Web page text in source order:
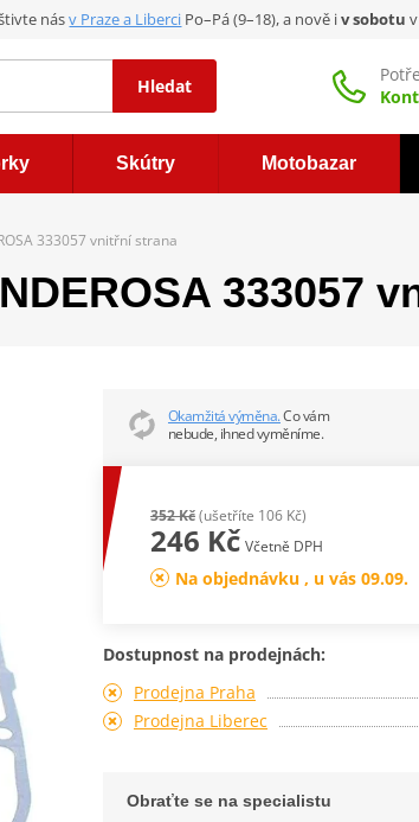
násv Praze a Liberci Po–Pá (9–18), a nově iv sobotu
Hledat
Skútry Motobazar
333057 vnitřní strana
333057
Okamžitá výměna.Co vám
nebude, ihned vyměníme.
352 Kč(ušetříte 106 Kč)
246 Kč Včetně DPH
Na objednávku , u vás 09.09.
Dostupnost na prodejnách:
Prodejna Praha
Prodejna Liberec
Obraťte se na specialistu